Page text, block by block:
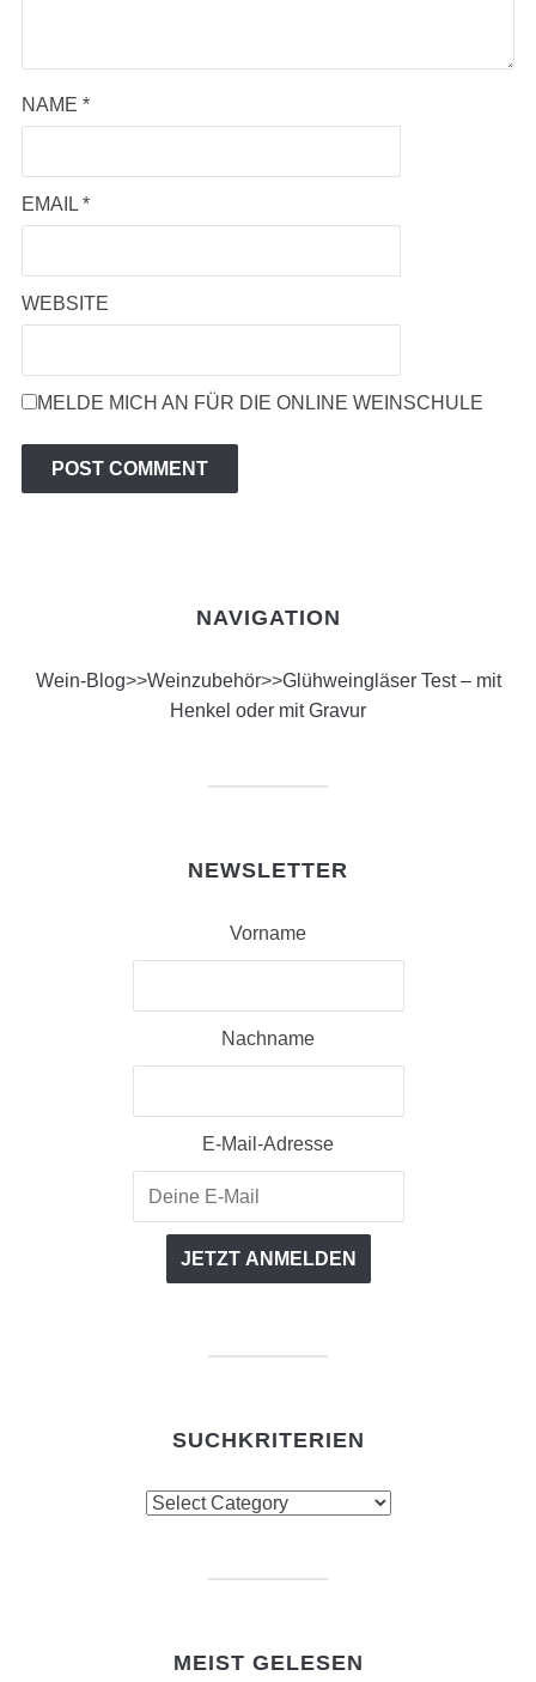
NAME *
EMAIL *
WEBSITE
MELDE MICH AN FÜR DIE ONLINE WEINSCHULE
NAVIGATION
Wein-Blog>>Weinzubehör>>Glühweingläser Test – mit
Henkel oder mit Gravur
NEWSLETTER
Vorname
Nachname
E-Mail-Adresse
SUCHKRITERIEN
MEIST GELESEN